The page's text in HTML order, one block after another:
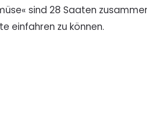
sind 28 Saaten
einfahren zu können.